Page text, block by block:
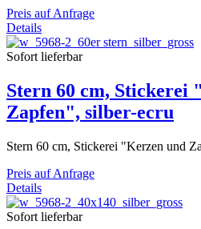
Preis auf Anfrage
Details
Sofort lieferbar
Stern 60 cm, Stickerei
Zapfen", silber-ecru
Stern 60 cm, Stickerei "Kerzen und
Preis auf Anfrage
Details
Sofort lieferbar